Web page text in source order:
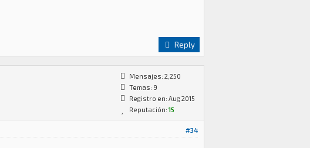
Reply
Mensajes: 2,250
Temas: 9
Registro en: Aug 2015
Reputación: 15
#34